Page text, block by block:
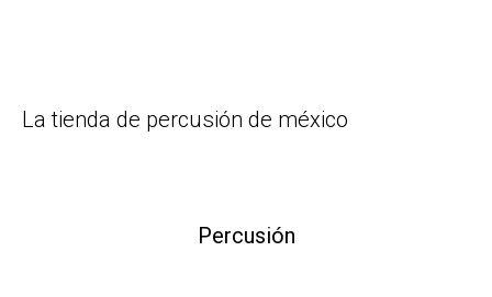
La tienda de percusión de méxico
Percusión